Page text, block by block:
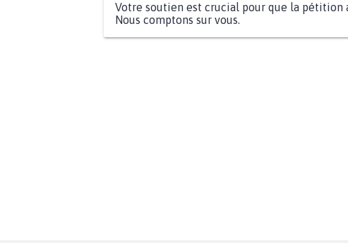
Votre soutien est crucial pour que la pétition
Nous comptons sur vous.